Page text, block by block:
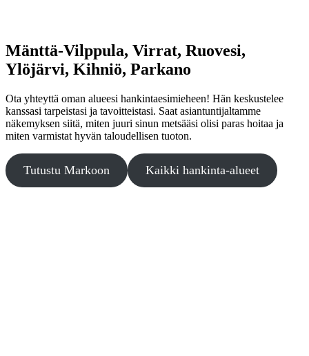
Mänttä-Vilppula, Virrat, Ruovesi,
Ylöjärvi, Kihniö, Parkano
Ota yhteyttä oman alueesi hankintaesimieheen! Hän keskustelee
kanssasi tarpeistasi ja tavoitteistasi. Saat asiantuntijaltamme
näkemyksen siitä, miten juuri sinun metsääsi olisi paras hoitaa ja
miten varmistat hyvän taloudellisen tuoton.
Tutustu Markoon Kaikki hankinta-alueet